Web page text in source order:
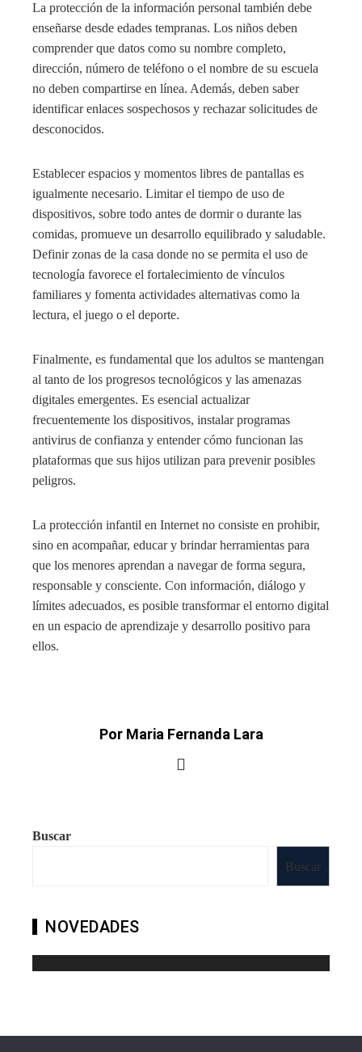
La protección de la información personal también debe
enseñarse desde edades tempranas. Los niños deben
comprender que datos como su nombre completo,
dirección, número de teléfono o el nombre de su escuela
no deben compartirse en línea. Además, deben saber
identificar enlaces sospechosos y rechazar solicitudes de
desconocidos.
Establecer espacios y momentos libres de pantallas es
igualmente necesario. Limitar el tiempo de uso de
dispositivos, sobre todo antes de dormir o durante las
comidas, promueve un desarrollo equilibrado y saludable.
Definir zonas de la casa donde no se permita el uso de
tecnología favorece el fortalecimiento de vínculos
familiares y fomenta actividades alternativas como la
lectura, el juego o el deporte.
Finalmente, es fundamental que los adultos se mantengan
al tanto de los progresos tecnológicos y las amenazas
digitales emergentes. Es esencial actualizar
frecuentemente los dispositivos, instalar programas
antivirus de confianza y entender cómo funcionan las
plataformas que sus hijos utilizan para prevenir posibles
peligros.
La protección infantil en Internet no consiste en prohibir,
sino en acompañar, educar y brindar herramientas para
que los menores aprendan a navegar de forma segura,
responsable y consciente. Con información, diálogo y
límites adecuados, es posible transformar el entorno digital
en un espacio de aprendizaje y desarrollo positivo para
ellos.
Por Maria Fernanda Lara
Buscar
Buscar
NOVEDADES